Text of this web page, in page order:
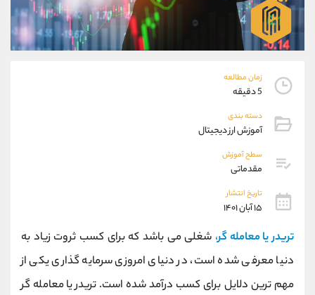
زمان مطالعه
5 دقیقه
دسته بندی
آموزش ارز دیجیتال
سطح آموزش
مقدماتی
تاریخ انتشار
۱۵ آبان ۱۴۰۱
تریدر یا معامله گر، شغلی می باشد که برای کسب ثروت زیاد به
دنیا معرفی شده است، در دنیای امروزی سرمایه گذاری یکی از
مهم ترین دلایل برای کسب درآمد شده است. تریدریا معامله گر
09304891085
واتساپ شروع گفتگو
تلگرام @Armteam_admin_103
پشتیبان فروش
موبایل
واتساپ
داخلی
اطلاعات تماس (دفتر فروش)
021-22021030
بدون پیش شماره 90001030
اینستاگرام @alireza.mehrabii